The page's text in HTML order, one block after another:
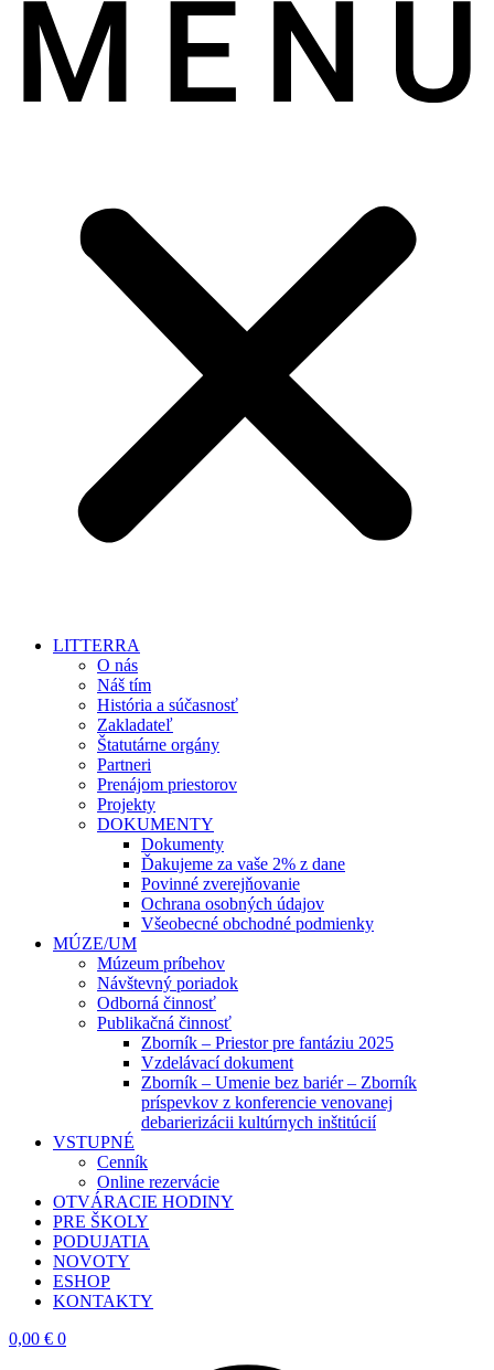
LITTERRA
O nás
Náš tím
História a súčasnosť
Zakladateľ
Štatutárne orgány
Partneri
Prenájom priestorov
Projekty
DOKUMENTY
Dokumenty
Ďakujeme za vaše 2% z dane
Povinné zverejňovanie
Ochrana osobných údajov
Všeobecné obchodné podmienky
MÚZE/UM
Múzeum príbehov
Návštevný poriadok
Odborná činnosť
Publikačná činnosť
Zborník – Priestor pre fantáziu 2025
Vzdelávací dokument
Zborník – Umenie bez bariér – Zborník
príspevkov z konferencie venovanej
debarierizácii kultúrnych inštitúcií
VSTUPNÉ
Cenník
Online rezervácie
OTVÁRACIE HODINY
PRE ŠKOLY
PODUJATIA
NOVOTY
ESHOP
KONTAKTY
0,00 € 0